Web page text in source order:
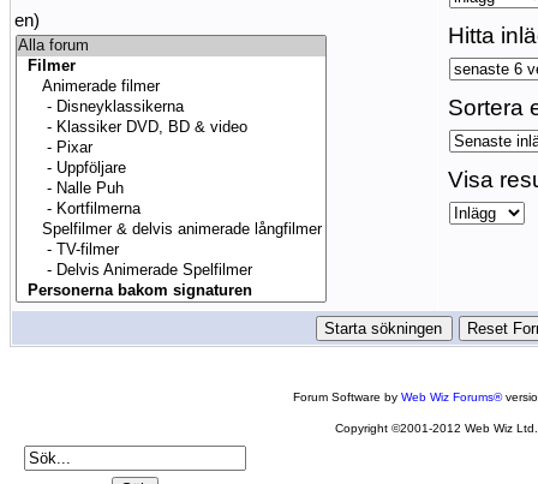
en)
Hitta
Sortera
Visa
Forum Software byWeb Wiz Forums®
Copyright ©2001-2012 Web Wiz Ltd.